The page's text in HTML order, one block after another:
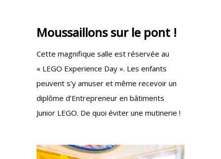
Moussaillons sur le pont !
Cette magnifique salle est réservée au
« LEGO Experience Day ». Les enfants
peuvent s’y amuser et même recevoir un
diplôme d’Entrepreneur en bâtiments
Junior LEGO. De quoi éviter une mutinerie !